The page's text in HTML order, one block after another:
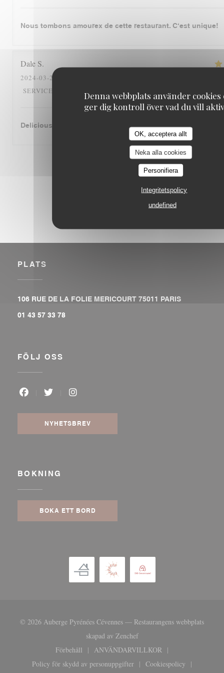
Denna webbplats använder cookies
ger dig kontroll över vad du vill
OK, acceptera allt
Neka alla cookies
Personifiera
Integritetspolicy
undefined
Nous tombons amourex de cette restaurant. C‘est unique!
Dale S
2024-03-26
SERVICE
/5 MENU QUALITY_PRICE
Delicious cassoulet!
2 3
PLATS
106 RUE DE LA FOLIE MERICOURT 75011 PARIS((öppnas i
01 43 57 33 78
FÖLJ OSS
NYHETSBREV
BOKNING
BOKA ETT BORD
© 2026 Auberge Pyrénées Cévennes — Restaurangens webbplats
skapad av Zenchef((öppnas i ett nytt fönster))
Förbehåll
((öppnas i ett nytt fönster))
ANVÄNDARVILLKOR
((öppnas i ett nytt fönster))
Policy för skydd av personuppgifter
((öppnas i ett nytt fönster))
Cookiespolicy
((öppnas i ett